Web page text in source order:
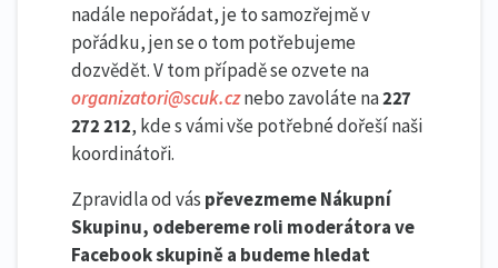
nadále nepořádat, je to samozřejmě v
pořádku, jen se o tom potřebujeme
dozvědět. V tom případě se ozvete na
organizatori@scuk.cznebo zavoláte na227
272 212, kde s vámi vše potřebné dořeší naši
koordinátoři.
Zpravidla od vás převezmeme Nákupní
Skupinu, odebereme roli moderátora ve
Facebook skupině a budeme hledat